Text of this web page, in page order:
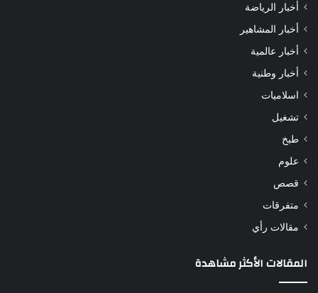
أخبار الرياضة
أخبار المشاهير
أخبار عالمية
أخبار وطنية
اسلاميات
تشغيل
طبخ
علوم
قصص
متفرقات
مقالات رأي
المقالات الأكثر مشاهدة